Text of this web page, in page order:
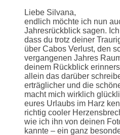
Liebe Silvana,
endlich möchte ich nun
Jahresrückblick sagen.
dass du trotz deiner
über Cabos Verlust, den
vergangenen Jahres
deinem Rückblick
allein das darüber
erträglicher und die
macht mich wirklich
eures Urlaubs im Harz
richtig cooler
wie ich ihn von deinen
kannte – ein ganz